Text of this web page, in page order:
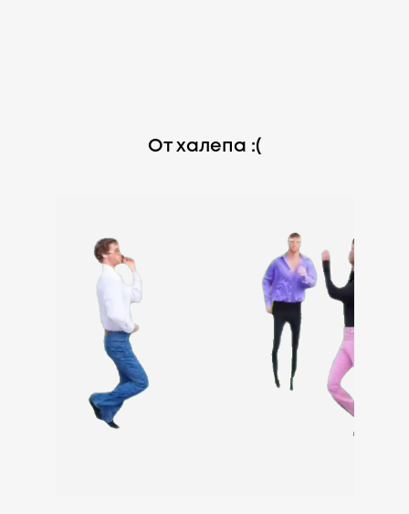
От халепа :(